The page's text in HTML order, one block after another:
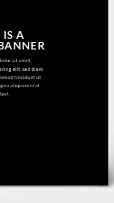
IS A
sit amet,
elit, sed diam
tincidunt ut
aliquam erat